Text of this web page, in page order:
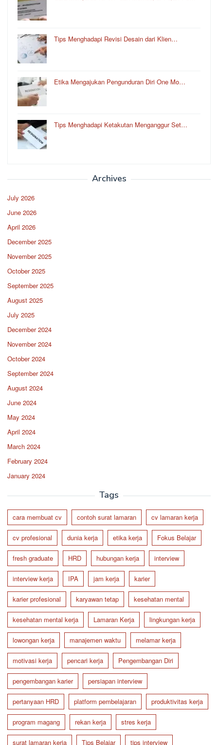
Tips Menghadapi Revisi Desain dari Klien…
Etika Mengajukan Pengunduran Diri One Mo…
Tips Menghadapi Ketakutan Menganggur Set…
Archives
July 2026
June 2026
April 2026
December 2025
November 2025
October 2025
September 2025
August 2025
July 2025
December 2024
November 2024
October 2024
September 2024
August 2024
June 2024
May 2024
April 2024
March 2024
February 2024
January 2024
Tags
cara membuat cv contoh surat lamaran cv lamaran kerja
cv profesional dunia kerja etika kerja Fokus Belajar
fresh graduate HRD hubungan kerja interview
interview kerja IPA jam kerja karier
karier profesional karyawan tetap kesehatan mental
kesehatan mental kerja Lamaran Kerja lingkungan kerja
lowongan kerja manajemen waktu melamar kerja
motivasi kerja pencari kerja Pengembangan Diri
pengembangan karier persiapan interview
pertanyaan HRD platform pembelajaran produktivitas kerja
program magang rekan kerja stres kerja
surat lamaran kerja Tips Belajar tips interview